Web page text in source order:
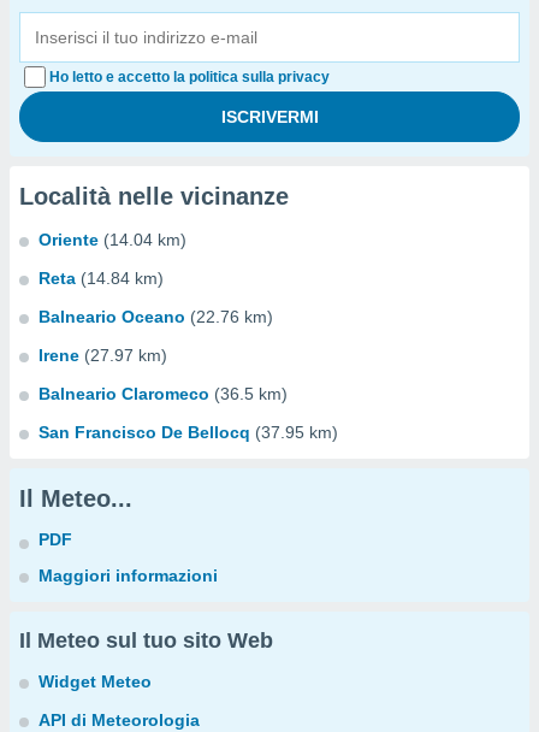
Ho letto e accetto la politica sulla privacy
Località nelle vicinanze
Oriente (14.04 km)
Reta (14.84 km)
Balneario Oceano (22.76 km)
Irene (27.97 km)
Balneario Claromeco (36.5 km)
San Francisco De Bellocq (37.95 km)
Il Meteo...
PDF
Maggiori informazioni
Il Meteo sul tuo sito Web
Widget Meteo
API di Meteorologia